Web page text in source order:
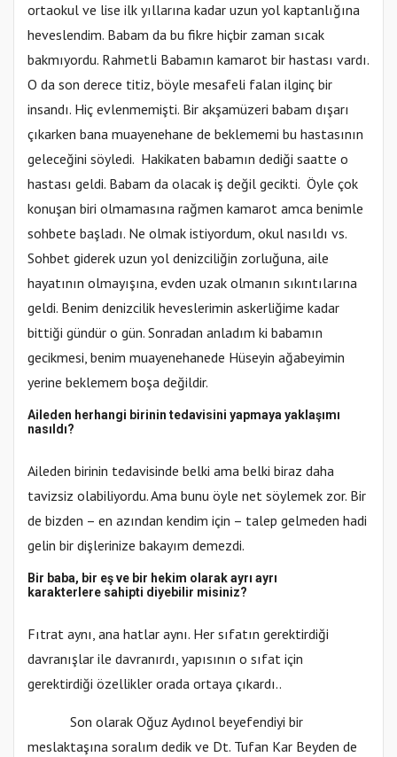
ortaokul ve lise ilk yıllarına kadar uzun yol kaptanlığına
heveslendim. Babam da bu fikre hiçbir zaman sıcak
bakmıyordu. Rahmetli Babamın kamarot bir hastası vardı.
O da son derece titiz, böyle mesafeli falan ilginç bir
insandı. Hiç evlenmemişti. Bir akşamüzeri babam dışarı
çıkarken bana muayenehane de beklememi bu hastasının
geleceğini söyledi. Hakikaten babamın dediği saatte o
hastası geldi. Babam da olacak iş değil gecikti. Öyle çok
konuşan biri olmamasına rağmen kamarot amca benimle
sohbete başladı. Ne olmak istiyordum, okul nasıldı vs.
Sohbet giderek uzun yol denizciliğin zorluğuna, aile
hayatının olmayışına, evden uzak olmanın sıkıntılarına
geldi. Benim denizcilik heveslerimin askerliğime kadar
bittiği gündür o gün. Sonradan anladım ki babamın
gecikmesi, benim muayenehanede Hüseyin ağabeyimin
yerine beklemem boşa değildir.
Aileden herhangi birinin tedavisini yapmaya yaklaşımı
nasıldı?
Aileden birinin tedavisinde belki ama belki biraz daha
tavizsiz olabiliyordu. Ama bunu öyle net söylemek zor. Bir
de bizden – en azından kendim için – talep gelmeden hadi
gelin bir dişlerinize bakayım demezdi.
Bir baba, bir eş ve bir hekim olarak ayrı ayrı
karakterlere sahipti diyebilir misiniz?
Fıtrat aynı, ana hatlar aynı. Her sıfatın gerektirdiği
davranışlar ile davranırdı, yapısının o sıfat için
gerektirdiği özellikler orada ortaya çıkardı..
Son olarak Oğuz Aydınol beyefendiyi bir
meslaktaşına soralım dedik ve Dt. Tufan Kar Beyden de